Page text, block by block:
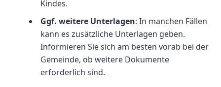
Kindes.
Ggf. weitere Unterlagen: In manchen Fällen
kann es zusätzliche Unterlagen geben.
Informieren Sie sich am besten vorab bei der
Gemeinde, ob weitere Dokumente
erforderlich sind.